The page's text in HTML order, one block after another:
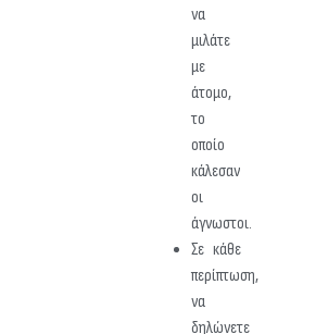
να
μιλάτε
με
άτομο,
το
οποίο
κάλεσαν
οι
άγνωστοι.
Σε κάθε
περίπτωση,
να
δηλώνετε